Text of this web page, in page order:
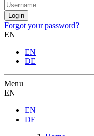
Forgot your password?
EN
EN
DE
Menu
EN
EN
DE